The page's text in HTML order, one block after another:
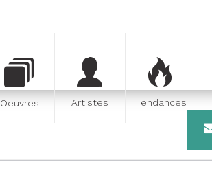
Oeuvres Artistes Tendances